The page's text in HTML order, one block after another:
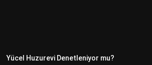
Yücel Huzurevi Denetleniyor mu?